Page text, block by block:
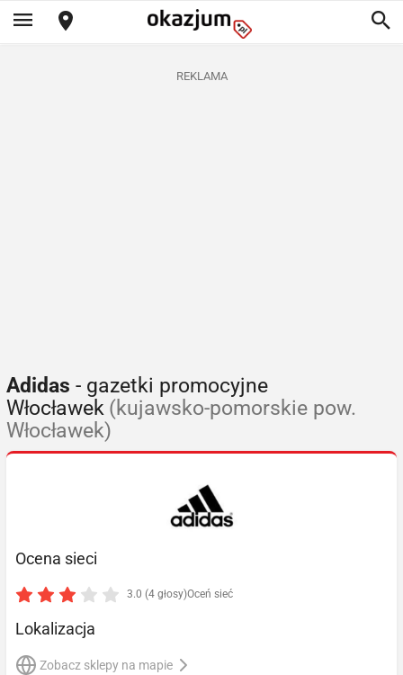
REKLAMA
Adidas - gazetki promocyjne
Włocławek (kujawsko-pomorskie pow.
Włocławek)
Ocena sieci
3.0 (4 głosy)Oceń sieć
Lokalizacja
Zobacz sklepy na mapie